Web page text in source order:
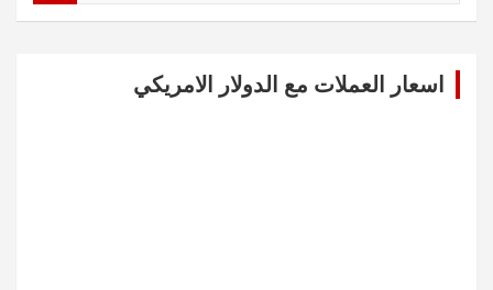
اسعار العملات مع الدولار الامريكي